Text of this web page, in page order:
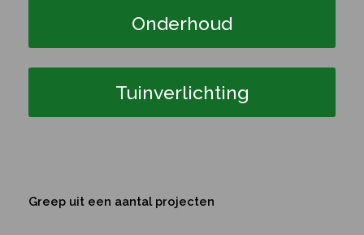
Onderhoud
Tuinverlichting
Greep uit een aantal projecten